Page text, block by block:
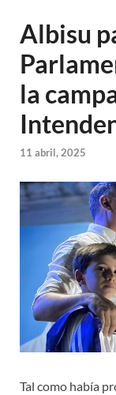
Albisu
la
11 abril, 2025
Tal como había